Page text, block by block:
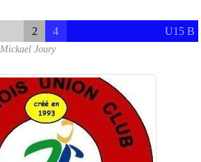
2 4 U15 B
Mickael Joury